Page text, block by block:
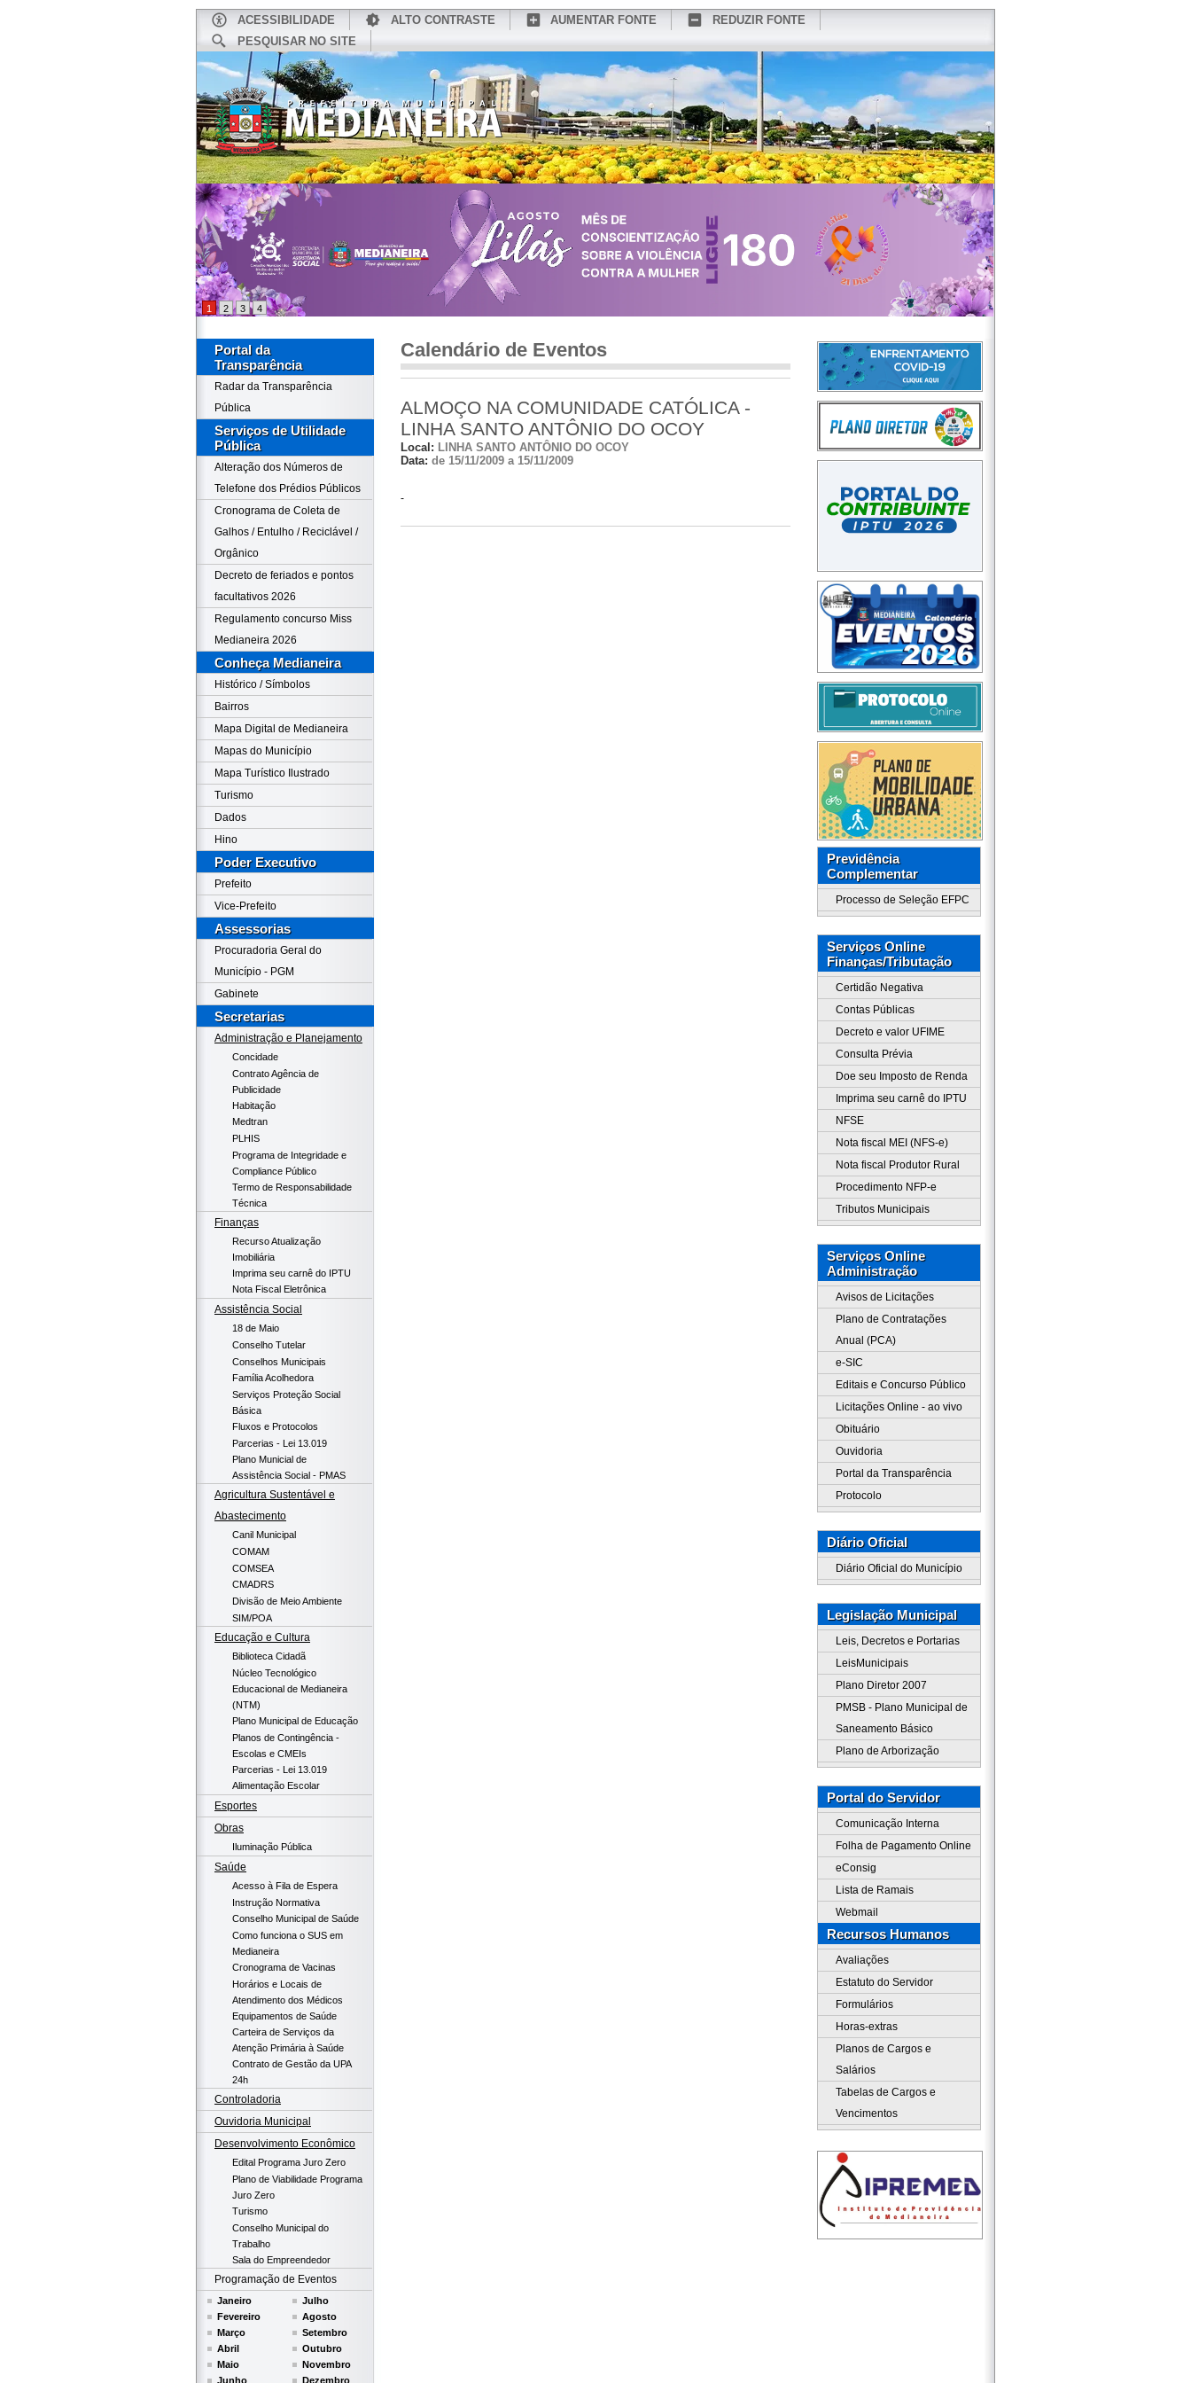
ACESSIBILIDADE ALTO CONTRASTE AUMENTAR FONTE
REDUZIR FONTE
PESQUISAR NO SITE
CONHEÇA MEDIANEIRA REDES SOCIAIS WEBMAIL
1 2 3 4
Portal da
Transparência
Radar da Transparência
Pública
Serviços de Utilidade
Pública
Alteração dos Números de
Telefone dos Prédios Públicos
Cronograma de Coleta de
Galhos / Entulho / Reciclável /
Orgânico
Decreto de feriados e pontos
facultativos 2026
Regulamento concurso Miss
Medianeira 2026
Conheça Medianeira
Histórico / Símbolos
Bairros
Mapa Digital de Medianeira
Mapas do Município
Mapa Turístico Ilustrado
Turismo
Dados
Hino
Poder Executivo
Prefeito
Vice-Prefeito
Assessorias
Procuradoria Geral do
Município - PGM
Gabinete
Secretarias
Administração e Planejamento
Concidade
Contrato Agência de
Publicidade
Habitação
Medtran
PLHIS
Programa de Integridade e
Compliance Público
Termo de Responsabilidade
Técnica
Finanças
Recurso Atualização
Imobiliária
Imprima seu carnê do IPTU
Nota Fiscal Eletrônica
Assistência Social
18 de Maio
Conselho Tutelar
Conselhos Municipais
Família Acolhedora
Serviços Proteção Social
Básica
Fluxos e Protocolos
Parcerias - Lei 13.019
Plano Municial de
Assistência Social - PMAS
Agricultura Sustentável e
Abastecimento
Canil Municipal
COMAM
COMSEA
CMADRS
Divisão de Meio Ambiente
SIM/POA
Educação e Cultura
Biblioteca Cidadã
Núcleo Tecnológico
Educacional de Medianeira
(NTM)
Plano Municipal de Educação
Planos de Contingência -
Escolas e CMEIs
Parcerias - Lei 13.019
Alimentação Escolar
Esportes
Obras
Iluminação Pública
Saúde
Acesso à Fila de Espera
Instrução Normativa
Conselho Municipal de Saúde
Como funciona o SUS em
Medianeira
Cronograma de Vacinas
Horários e Locais de
Atendimento dos Médicos
Equipamentos de Saúde
Carteira de Serviços da
Atenção Primária à Saúde
Contrato de Gestão da UPA
24h
Controladoria
Ouvidoria Municipal
Desenvolvimento Econômico
Edital Programa Juro Zero
Plano de Viabilidade Programa
Juro Zero
Turismo
Conselho Municipal do
Trabalho
Sala do Empreendedor
Programação de Eventos
Janeiro
Fevereiro
Março
Abril
Maio
Junho
Julho
Agosto
Setembro
Outubro
Novembro
Dezembro
Calendário de Eventos
ALMOÇO NA COMUNIDADE CATÓLICA -
LINHA SANTO ANTÔNIO DO OCOY
Local: LINHA SANTO ANTÔNIO DO OCOY
Data: de 15/11/2009 a 15/11/2009
-
Previdência
Complementar
Processo de Seleção EFPC
Serviços Online
Finanças/Tributação
Certidão Negativa
Contas Públicas
Decreto e valor UFIME
Consulta Prévia
Doe seu Imposto de Renda
Imprima seu carnê do IPTU
NFSE
Nota fiscal MEI (NFS-e)
Nota fiscal Produtor Rural
Procedimento NFP-e
Tributos Municipais
Serviços Online
Administração
Avisos de Licitações
Plano de Contratações
Anual (PCA)
e-SIC
Editais e Concurso Público
Licitações Online - ao vivo
Obituário
Ouvidoria
Portal da Transparência
Protocolo
Diário Oficial
Diário Oficial do Município
Legislação Municipal
Leis, Decretos e Portarias
LeisMunicipais
Plano Diretor 2007
PMSB - Plano Municipal de
Saneamento Básico
Plano de Arborização
Portal do Servidor
Comunicação Interna
Folha de Pagamento Online
eConsig
Lista de Ramais
Webmail
Recursos Humanos
Avaliações
Estatuto do Servidor
Formulários
Horas-extras
Planos de Cargos e
Salários
Tabelas de Cargos e
Vencimentos